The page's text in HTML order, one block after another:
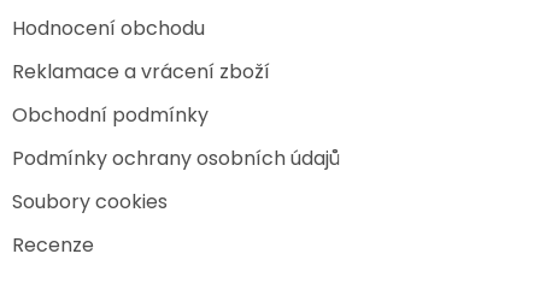
Hodnocení obchodu
Reklamace a vrácení zboží
Obchodní podmínky
Podmínky ochrany osobních údajů
Soubory cookies
Recenze